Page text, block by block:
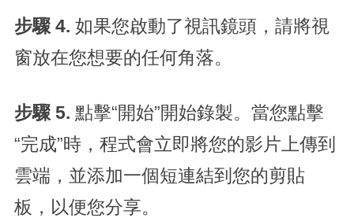
步驟 4. 如果您啟動了視訊鏡頭，請將視
窗放在您想要的任何角落。
步驟 5. 點擊“開始”開始錄製。當您點擊
“完成”時，程式會立即將您的影片上傳到
雲端，並添加一個短連結到您的剪貼
板，以便您分享。